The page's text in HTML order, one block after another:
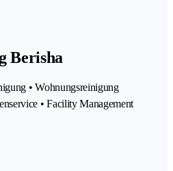
Berisha
• Wohnungsreinigung
• Facility Management